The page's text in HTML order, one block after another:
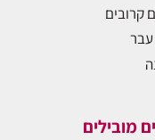
קרובים
עבר
מובילים